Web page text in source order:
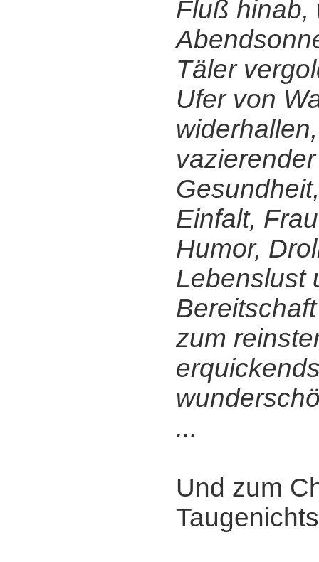
Fluß hinab,
Täler
Ufer von
Einfalt,
Humor,
Lebenslust
zum
...
Und zum